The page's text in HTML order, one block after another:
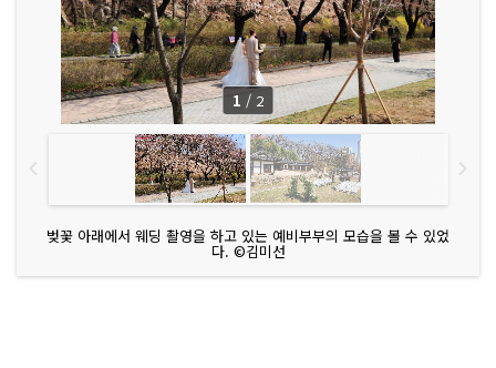
벚꽃 아래에서 웨딩 촬영을 하고 있는 예비부부의 모습을 볼 수 있었
다. ©김미선
1 / 2